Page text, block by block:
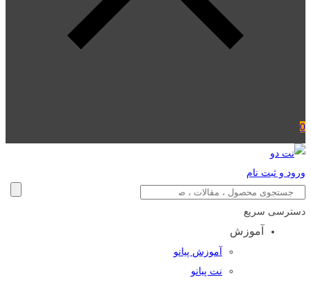
0
ورود و ثبت نام
دسترسی سریع
آموزش
آموزش پیانو
نت پیانو